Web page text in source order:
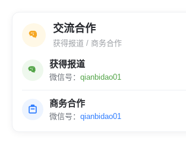
交流合作
获得报道 / 商务合作
获得报道
微信号： qianbidao01
商务合作
微信号： qianbidao01